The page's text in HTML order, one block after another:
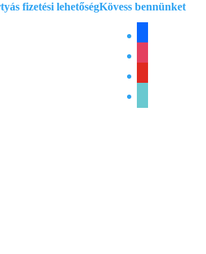
fizetési lehetőségKövess bennünket